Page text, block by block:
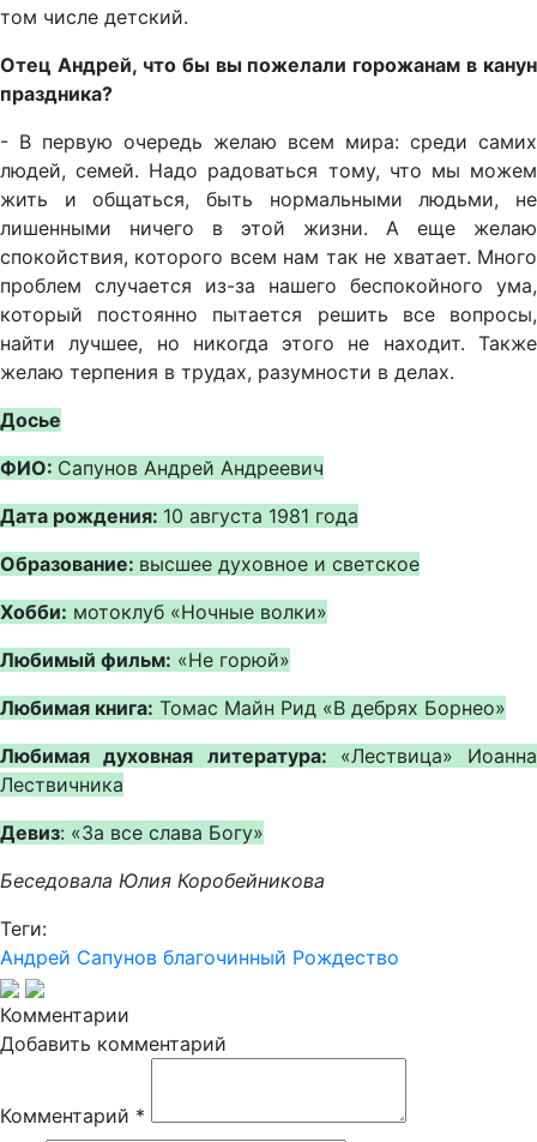
том числе детский.
Отец Андрей, что бы вы пожелали горожанам в канун
праздника?
- В первую очередь желаю всем мира: среди самих
людей, семей. Надо радоваться тому, что мы можем
жить и общаться, быть нормальными людьми, не
лишенными ничего в этой жизни. А еще желаю
спокойствия, которого всем нам так не хватает. Много
проблем случается из-за нашего беспокойного ума,
который постоянно пытается решить все вопросы,
найти лучшее, но никогда этого не находит. Также
желаю терпения в трудах, разумности в делах.
Досье
ФИО: Сапунов Андрей Андреевич
Дата рождения: 10 августа 1981 года
Образование: высшее духовное и светское
Хобби: мотоклуб «Ночные волки»
Любимый фильм: «Не горюй»
Любимая книга: Томас Майн Рид «В дебрях Борнео»
Любимая духовная литература: «Лествица» Иоанна
Лествичника
Девиз: «За все слава Богу»
Беседовала Юлия Коробейникова
Теги:
Андрей Сапунов благочинный Рождество
Комментарии
Добавить комментарий
Комментарий *